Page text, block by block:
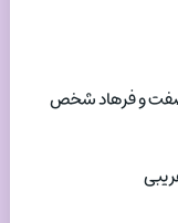
و فرهاد شخص